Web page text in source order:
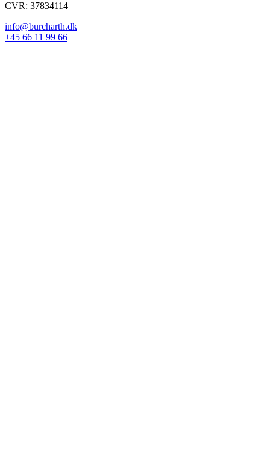
CVR: 37834114
info@burcharth.dk
+45 66 11 99 66